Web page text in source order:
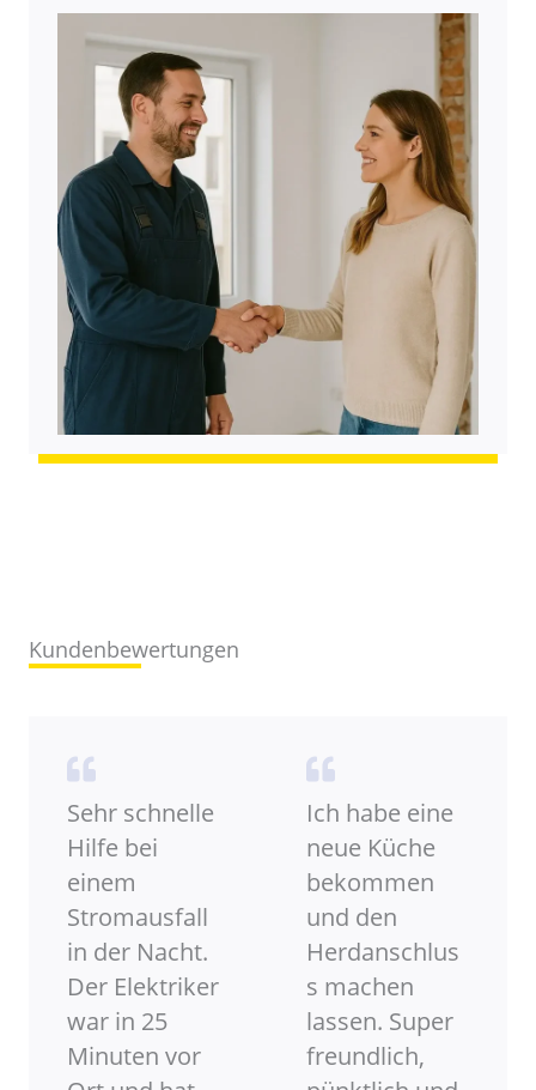
Kundenbewertungen
Sehr schnelle
Hilfe bei
einem
Stromausfall
in der Nacht.
Der Elektriker
war in 25
Minuten vor
Ich habe eine
neue Küche
bekommen
und den
Herdanschlus
s machen
lassen. Super
freundlich,